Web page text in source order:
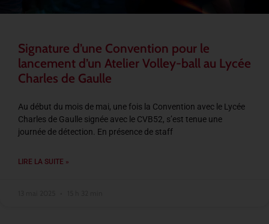
Signature d’une Convention pour le
lancement d’un Atelier Volley-ball au Lycée
Charles de Gaulle
Au début du mois de mai, une fois la Convention avec le Lycée
Charles de Gaulle signée avec le CVB52, s’est tenue une
journée de détection. En présence de staff
LIRE LA SUITE »